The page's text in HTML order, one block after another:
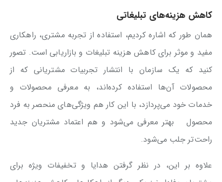
کاهش هزینه‌های تبلیغاتی
همان طور که اشاره کردیم، استفاده از تجربه مشتری، راهکاری
مفید و موثر برای کاهش هزینه تبلیغات و بازاریابی است. تصور
کنید که یک سازمان با انتشار تجربیات مشتریانی که از
محصولات آن‌ها استفاده کرده‌اند، به معرفی محصولات و
خدمات خود می‌پردازد، با این کار هم ویژگی‌های منحصر به فرد
محصول بهتر معرفی می‌شود و هم اعتماد مشتریان جدید
راحت‌تر جلب می‌شود.
علاوه بر این، در نظر گرفتن هدایا و تخفیفات ویژه برای